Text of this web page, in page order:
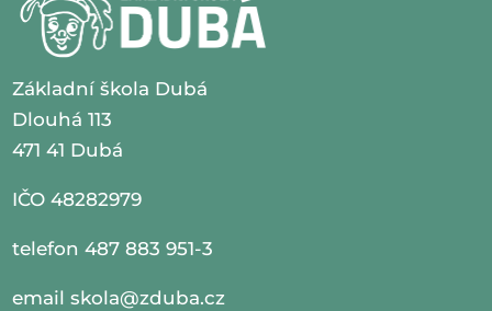
Základní škola Dubá
Dlouhá 113
471 41 Dubá
IČO 48282979
telefon 487 883 951-3
emailskola@zduba.cz